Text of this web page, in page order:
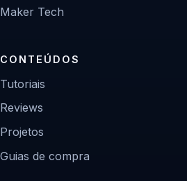
Maker Tech
CONTEÚDOS
Tutoriais
Reviews
Projetos
Guias de compra